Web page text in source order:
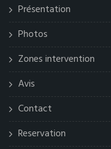
Présentation
Photos
Zones intervention
Avis
Contact
Reservation